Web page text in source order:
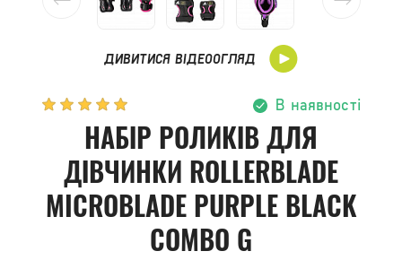
ДИВИТИСЯ ВІДЕООГЛЯД
В наявності
НАБІР РОЛИКІВ ДЛЯ
ДІВЧИНКИ ROLLERBLADE
MICROBLADE PURPLE BLACK
COMBO G